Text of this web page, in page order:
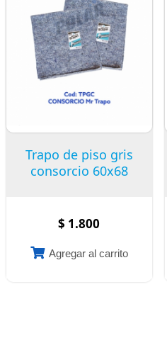
Trapo de piso gris
consorcio 60x68
$ 1.800
Agregar al carrito